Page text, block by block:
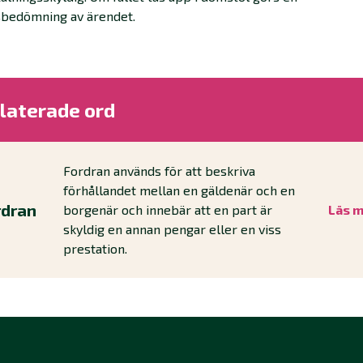
av ärendet.
ord
Fordran används för att beskriva
förhållandet mellan en gäldenär och en
borgenär och innebär att en part är
skyldig en annan pengar eller en viss
prestation.
Läs